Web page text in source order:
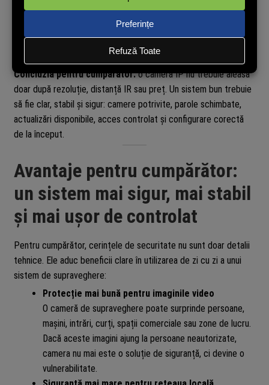
rețea, imagini salvate local și date de pe cardul microSD.
înainte să vinzi, returnezi sau înlocuiești o
cameră, reseteaz-o complet, șterge cardul de memorie și
elimină dispozitivul din contul aplicației.
Concluzia pentru cumpărător:o cameră IP nu trebuie aleasă
doar după rezoluție, distanță IR sau preț. Un sistem bun trebuie
să fie clar, stabil și sigur: camere potrivite, parole schimbate,
actualizări disponibile, acces controlat și configurare corectă
de la început.
Avantaje pentru cumpărător:
un sistem mai sigur, mai stabil
și mai ușor de controlat
Pentru cumpărător, cerințele de securitate nu sunt doar detalii
tehnice. Ele aduc beneficii clare în utilizarea de zi cu zi a unui
sistem de supraveghere:
Protecție mai bună pentru imaginile video
O cameră de supraveghere poate surprinde persoane,
mașini, intrări, curți, spații comerciale sau zone de lucru.
Dacă aceste imagini ajung la persoane neautorizate,
camera nu mai este o soluție de siguranță, ci devine o
vulnerabilitate.